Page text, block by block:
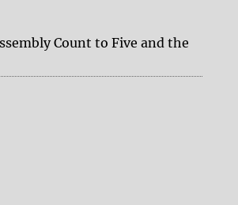
Count to Five and the
mk2 feat.Montreal Assembly